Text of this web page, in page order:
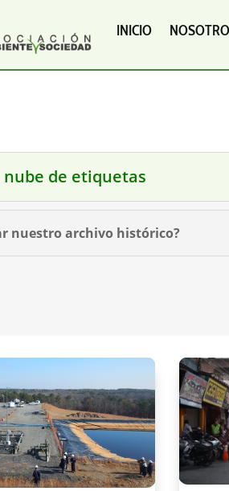
INICIO
de etiquetas
nuestro archivo histórico?